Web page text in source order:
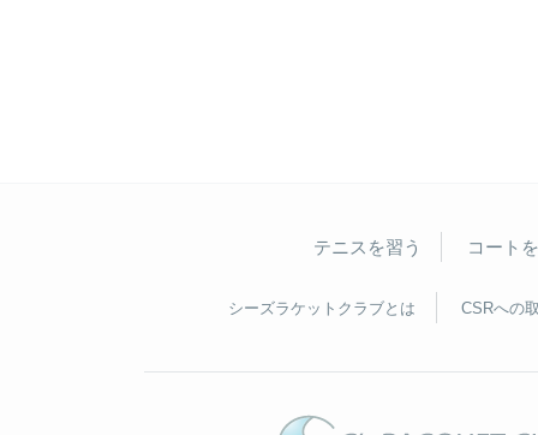
テニスを習う コート
シーズラケットクラブとは CSRへの